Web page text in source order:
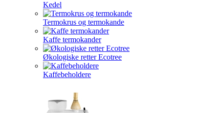
Kedel
Termokrus og termokande
Kaffe termokander
Økologiske retter Ecotree
Kaffebeholdere